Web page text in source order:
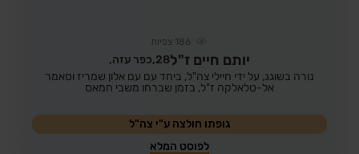
186 צפיות
יותם חיים ז"ל28, כפר עזה,
נורה בשוגג, על ידי חיילי צה"ל, ביחד עם עם אלון שמריז וסאמר
אל-טלאלקה ז"ל, בזמן שברחו משבי חמאס
גופתו חולצה ע"י צה"ל
לפוסט המלא